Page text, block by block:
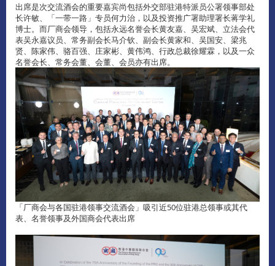
出席是次交流酒会的重要嘉宾尚包括外交部驻港特派员公署领事部处
长许敏、「一带一路」专员何力治，以及投资推广署助理署长蒋学礼
博士。而厂商会领导，包括永远名誉会长黄友嘉、吴宏斌、立法会代
表吴永嘉议员、常务副会长马介钦、副会长黄家和、吴国安、梁兆
贤、陈家伟、骆百强、庄家彬、黄伟鸿、行政总裁徐耀霖，以及一众
名誉会长、常务会董、会董、会员亦有出席。
「厂商会与各国驻港领事交流酒会」吸引近50位驻港总领事或其代
表、名誉领事及外国商会代表出席